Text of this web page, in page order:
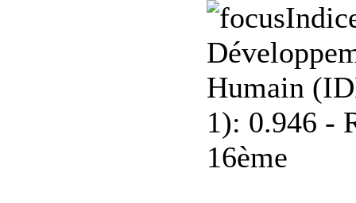
Humain
1): 0.946 -
16ème